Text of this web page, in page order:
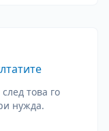
това го
нужда.